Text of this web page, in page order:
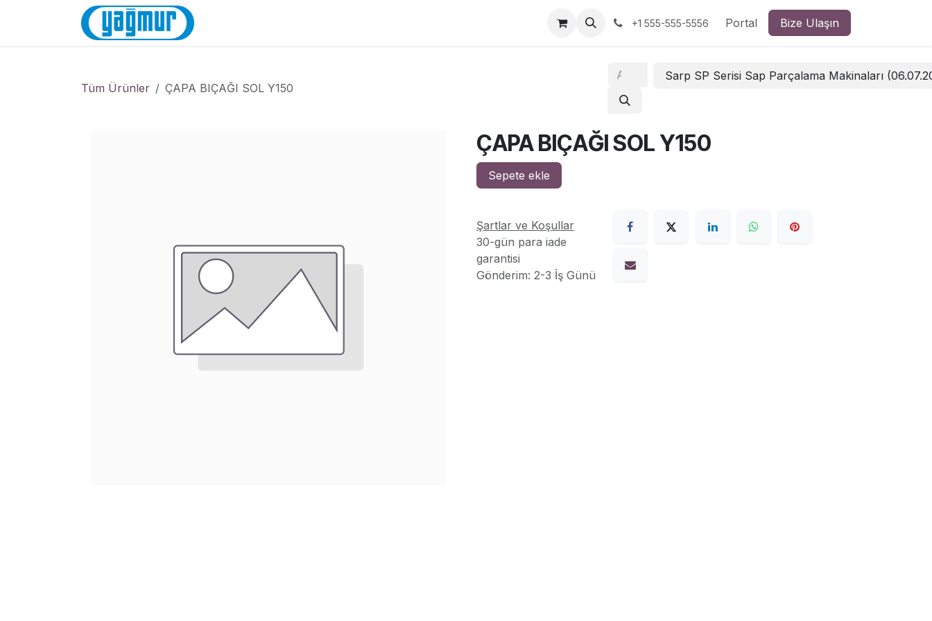
+1 555-555-5556 Portal Bize Ulaşın
Tüm Ürünler ÇAPA BIÇAĞI SOL Y150
Sarp SP Serisi Sap Parçalama Makinaları
ÇAPA BIÇAĞI SOL Y150
Sepete ekle
Şartlar ve Koşullar
30-gün para iade
garantisi
Gönderim: 2-3 İş Günü